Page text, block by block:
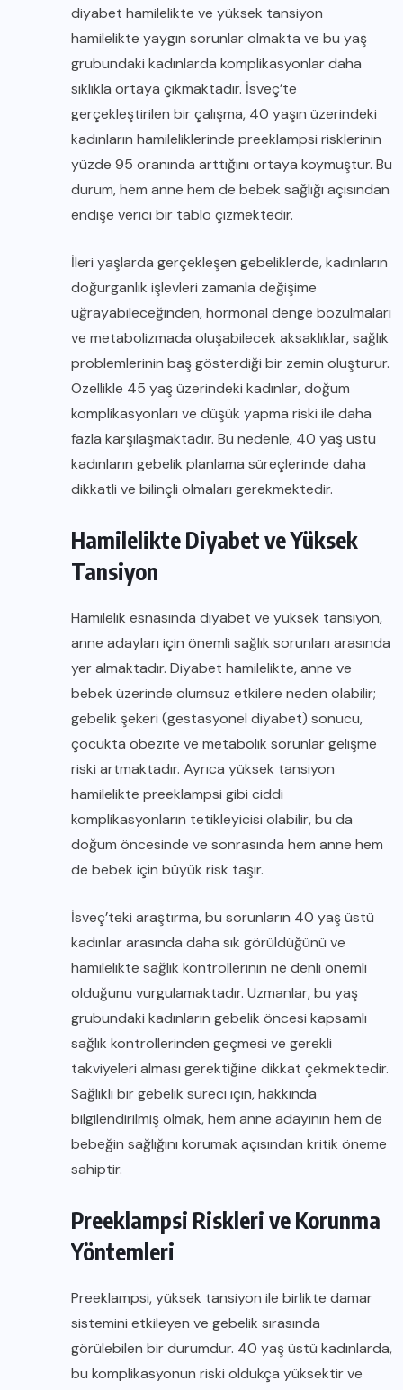
diyabet hamilelikte ve yüksek tansiyon
hamilelikte yaygın sorunlar olmakta ve bu yaş
grubundaki kadınlarda komplikasyonlar daha
sıklıkla ortaya çıkmaktadır. İsveç’te
gerçekleştirilen bir çalışma, 40 yaşın üzerindeki
kadınların hamileliklerinde preeklampsi risklerinin
yüzde 95 oranında arttığını ortaya koymuştur. Bu
durum, hem anne hem de bebek sağlığı açısından
endişe verici bir tablo çizmektedir.
İleri yaşlarda gerçekleşen gebeliklerde, kadınların
doğurganlık işlevleri zamanla değişime
uğrayabileceğinden, hormonal denge bozulmaları
ve metabolizmada oluşabilecek aksaklıklar, sağlık
problemlerinin baş gösterdiği bir zemin oluşturur.
Özellikle 45 yaş üzerindeki kadınlar, doğum
komplikasyonları ve düşük yapma riski ile daha
fazla karşılaşmaktadır. Bu nedenle, 40 yaş üstü
kadınların gebelik planlama süreçlerinde daha
dikkatli ve bilinçli olmaları gerekmektedir.
Hamilelikte Diyabet ve Yüksek
Tansiyon
Hamilelik esnasında diyabet ve yüksek tansiyon,
anne adayları için önemli sağlık sorunları arasında
yer almaktadır. Diyabet hamilelikte, anne ve
bebek üzerinde olumsuz etkilere neden olabilir;
gebelik şekeri (gestasyonel diyabet) sonucu,
çocukta obezite ve metabolik sorunlar gelişme
riski artmaktadır. Ayrıca yüksek tansiyon
hamilelikte preeklampsi gibi ciddi
komplikasyonların tetikleyicisi olabilir, bu da
doğum öncesinde ve sonrasında hem anne hem
de bebek için büyük risk taşır.
İsveç’teki araştırma, bu sorunların 40 yaş üstü
kadınlar arasında daha sık görüldüğünü ve
hamilelikte sağlık kontrollerinin ne denli önemli
olduğunu vurgulamaktadır. Uzmanlar, bu yaş
grubundaki kadınların gebelik öncesi kapsamlı
sağlık kontrollerinden geçmesi ve gerekli
takviyeleri alması gerektiğine dikkat çekmektedir.
Sağlıklı bir gebelik süreci için, hakkında
bilgilendirilmiş olmak, hem anne adayının hem de
bebeğin sağlığını korumak açısından kritik öneme
sahiptir.
Preeklampsi Riskleri ve Korunma
Yöntemleri
Preeklampsi, yüksek tansiyon ile birlikte damar
sistemini etkileyen ve gebelik sırasında
görülebilen bir durumdur. 40 yaş üstü kadınlarda,
bu komplikasyonun riski oldukça yüksektir ve